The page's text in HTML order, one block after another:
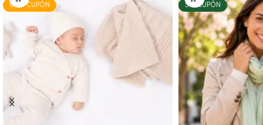
SIN CUPÓN SIN CUPÓN